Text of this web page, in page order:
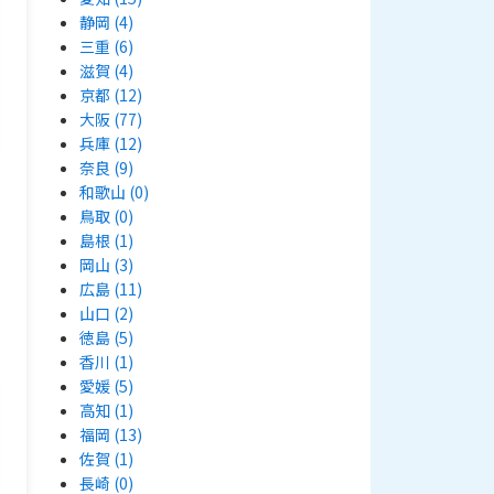
静岡 (4)
三重 (6)
滋賀 (4)
京都 (12)
大阪 (77)
兵庫 (12)
奈良 (9)
和歌山 (0)
鳥取 (0)
島根 (1)
岡山 (3)
広島 (11)
山口 (2)
徳島 (5)
香川 (1)
愛媛 (5)
高知 (1)
福岡 (13)
佐賀 (1)
長崎 (0)